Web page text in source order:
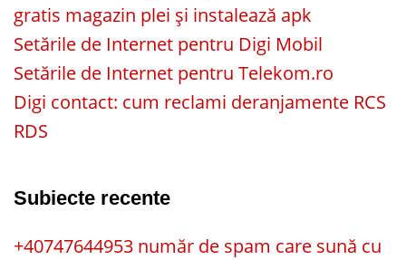
gratis magazin plei și instalează apk
Setările de Internet pentru Digi Mobil
Setările de Internet pentru Telekom.ro
Digi contact: cum reclami deranjamente RCS
RDS
Subiecte recente
+40747644953 număr de spam care sună cu